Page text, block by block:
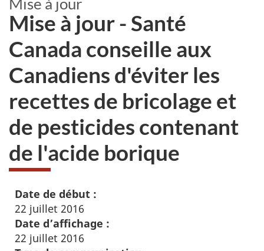
Mise à jour - Santé
Canada conseille aux
Canadiens d'éviter les
recettes de bricolage et
de pesticides contenant
de l'acide borique
Date de début :
22 juillet 2016
Date d’affichage :
22 juillet 2016